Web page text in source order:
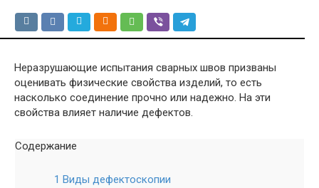
Неразрушающие испытания сварных швов призваны
оценивать физические свойства изделий, то есть
насколько соединение прочно или надежно. На эти
свойства влияет наличие дефектов.
Содержание
1 Виды дефектоскопии